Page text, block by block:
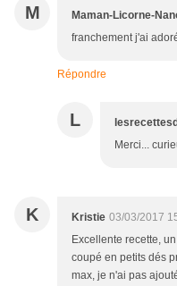
M Maman-Licorne-
franchement j'ai
Répondre
L
Merci...
K Kristie 03/03/2017
Excellente recette,
coupé en petits dés
max, je n'ai pas